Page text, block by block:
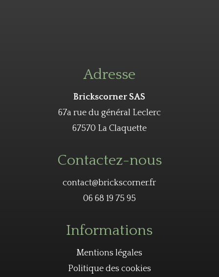
Adresse
Brickscorner SAS
67a rue du général Leclerc
67570 La Claquette
Contactez-nous
contact@brickscorner.fr
06 68 19 75 95
Informations
Mentions légales
Politique des cookies